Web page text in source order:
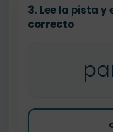
3. Lee la pista y
correcto